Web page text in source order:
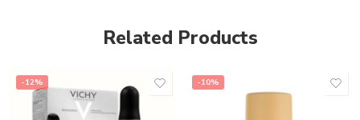
Related Products
-12% -10%